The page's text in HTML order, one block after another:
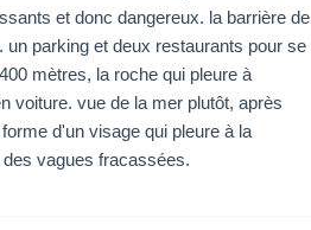
et donc dangereux. la barrière de
un parking et deux restaurants pour se
mètres, la roche qui pleure à
voiture. vue de la mer plutôt, après
d'un visage qui pleure à la
vagues fracassées.